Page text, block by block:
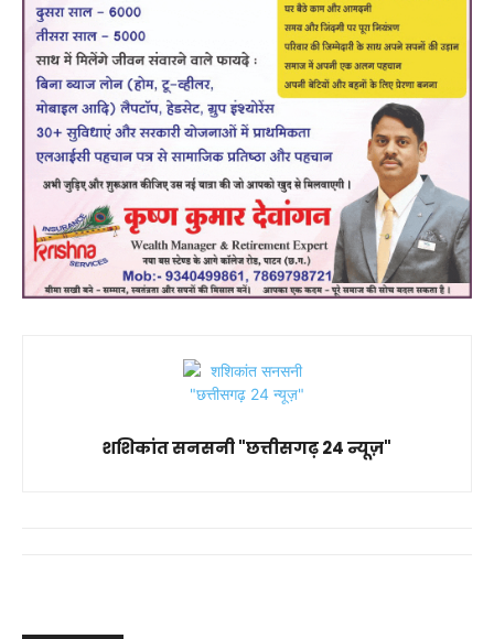
शशिकांत सनसनी "छत्तीसगढ़ 24 न्यूज़"